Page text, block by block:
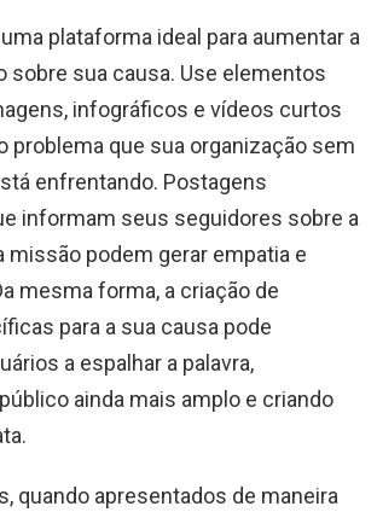
plataforma ideal para aumentar a
sobre sua causa. Use elementos
infográficos e vídeos curtos
problema que sua organização sem
enfrentando. Postagens
informam seus seguidores sobre a
missão podem gerar empatia e
mesma forma, a criação de
para a sua causa pode
a espalhar a palavra,
ainda mais amplo e criando
quando apresentados de maneira